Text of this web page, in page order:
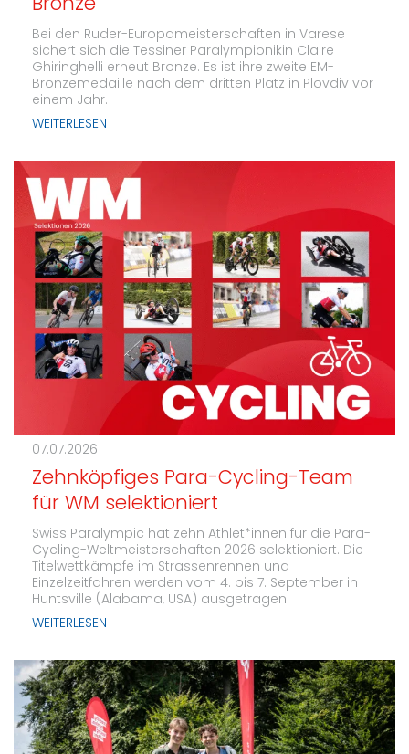
Bronze
Bei den Ruder-Europameisterschaften in Varese
sichert sich die Tessiner Paralympionikin Claire
Ghiringhelli erneut Bronze. Es ist ihre zweite EM-
Bronzemedaille nach dem dritten Platz in Plovdiv vor
einem Jahr.
WEITERLESEN
07.07.2026
Zehnköpfiges Para-Cycling-Team
für WM selektioniert
Swiss Paralympic hat zehn Athlet*innen für die Para-
Cycling-Weltmeisterschaften 2026 selektioniert. Die
Titelwettkämpfe im Strassenrennen und
Einzelzeitfahren werden vom 4. bis 7. September in
Huntsville (Alabama, USA) ausgetragen.
WEITERLESEN